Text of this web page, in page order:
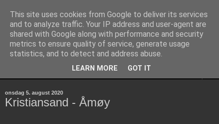
Aurora Polaris
Discovery 55
onsdag 5. august 2020
Kristiansand - Åmøy
This site uses cookies from Google to deliver its services
and to analyze traffic. Your IP address and user-agent are
shared with Google along with performance and security
metrics to ensure quality of service, generate usage
statistics, and to detect and address abuse.
LEARN MORE GOT IT